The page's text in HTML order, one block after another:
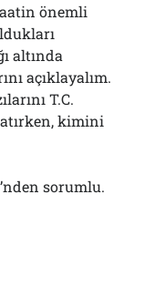
önemli
altında
açıklayalım.
T.C.
kimini
sorumlu.